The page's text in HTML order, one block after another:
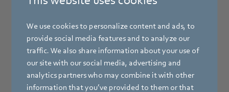
We use cookies to personalize content and ads, to
provide social media features and to analyze our
traffic. We also share information about your use of
our site with our social media, advertising and
analytics partners who may combine it with other
information that you’ve provided to them or that
Nu downloaden (Engels)